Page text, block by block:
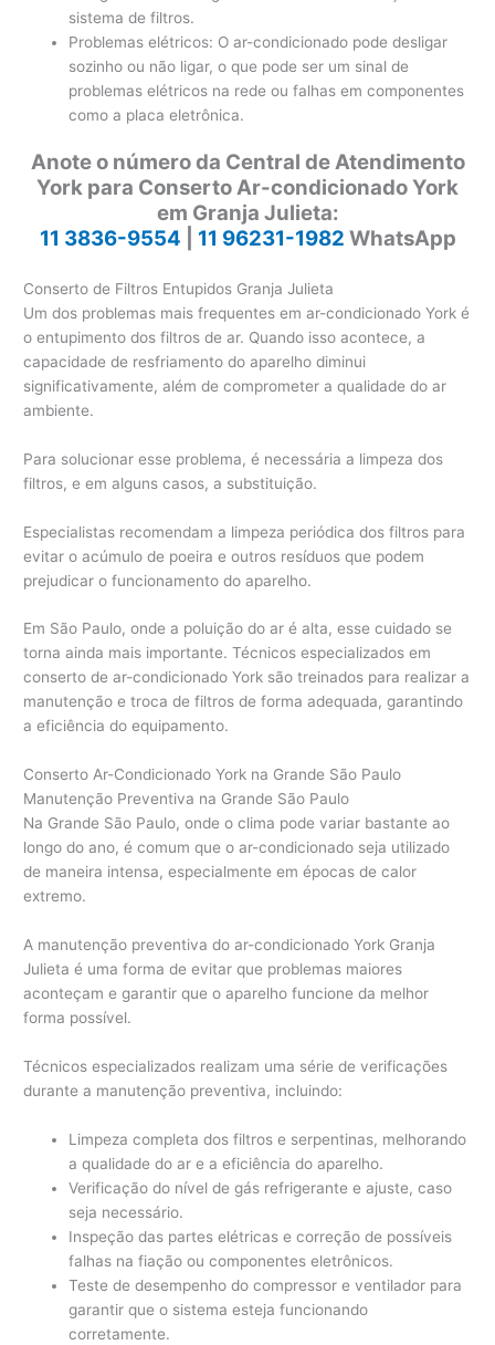
sistema de filtros.
Problemas elétricos: O ar-condicionado pode desligar
sozinho ou não ligar, o que pode ser um sinal de
problemas elétricos na rede ou falhas em componentes
como a placa eletrônica.
Anote o número da Central de Atendimento
York para Conserto Ar-condicionado York
em Granja Julieta:
11 3836-9554
11 96231-1982 WhatsApp
Conserto de Filtros Entupidos Granja Julieta
Um dos problemas mais frequentes em ar-condicionado York é
o entupimento dos filtros de ar. Quando isso acontece, a
capacidade de resfriamento do aparelho diminui
significativamente, além de comprometer a qualidade do ar
ambiente.
Para solucionar esse problema, é necessária a limpeza dos
filtros, e em alguns casos, a substituição.
Especialistas recomendam a limpeza periódica dos filtros para
evitar o acúmulo de poeira e outros resíduos que podem
prejudicar o funcionamento do aparelho.
Em São Paulo, onde a poluição do ar é alta, esse cuidado se
torna ainda mais importante. Técnicos especializados em
conserto de ar-condicionado York são treinados para realizar a
manutenção e troca de filtros de forma adequada, garantindo
a eficiência do equipamento.
Conserto Ar-Condicionado York na Grande São Paulo
Manutenção Preventiva na Grande São Paulo
Na Grande São Paulo, onde o clima pode variar bastante ao
longo do ano, é comum que o ar-condicionado seja utilizado
de maneira intensa, especialmente em épocas de calor
extremo.
A manutenção preventiva do ar-condicionado York Granja
Julieta é uma forma de evitar que problemas maiores
aconteçam e garantir que o aparelho funcione da melhor
forma possível.
Técnicos especializados realizam uma série de verificações
durante a manutenção preventiva, incluindo:
Limpeza completa dos filtros e serpentinas, melhorando
a qualidade do ar e a eficiência do aparelho.
Verificação do nível de gás refrigerante e ajuste, caso
seja necessário.
Inspeção das partes elétricas e correção de possíveis
falhas na fiação ou componentes eletrônicos.
Teste de desempenho do compressor e ventilador para
garantir que o sistema esteja funcionando
corretamente.